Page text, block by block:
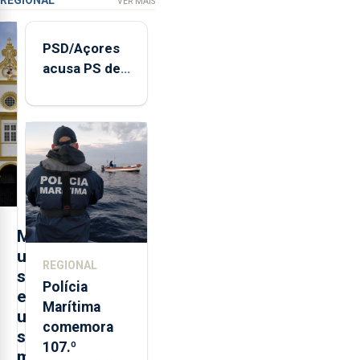
M
u
s
e
u
s
PSD/Açores
acusa PS de
contraditória"
sobre
evolução
turística
REGIONAL
Polícia
Marítima
comemora
107.º